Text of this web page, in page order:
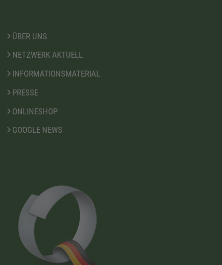
ÜBER UNS
NETZWERK AKTUELL
INFORMATIONSMATERIAL
PRESSE
ONLINESHOP
GOOGLE NEWS